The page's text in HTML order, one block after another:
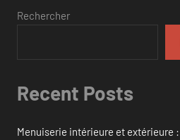
Rechercher
Recent Posts
Menuiserie intérieure et extérieure